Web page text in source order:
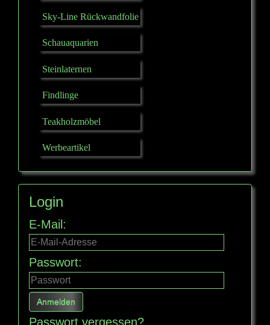
Sky-Line Rückwandfolie
Schauaquarien
Steinlaternen
Findlinge
Teakholzmöbel
Werbeartikel
Login
E-Mail:
Passwort:
Passwort vergessen?